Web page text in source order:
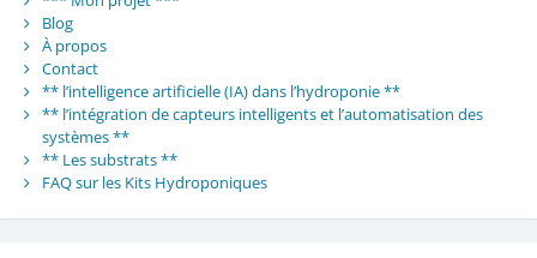
Blog
À propos
Contact
** l’intelligence artificielle (IA) dans l’hydroponie **
** l’intégration de capteurs intelligents et l’automatisation des
systèmes **
** Les substrats **
FAQ sur les Kits Hydroponiques